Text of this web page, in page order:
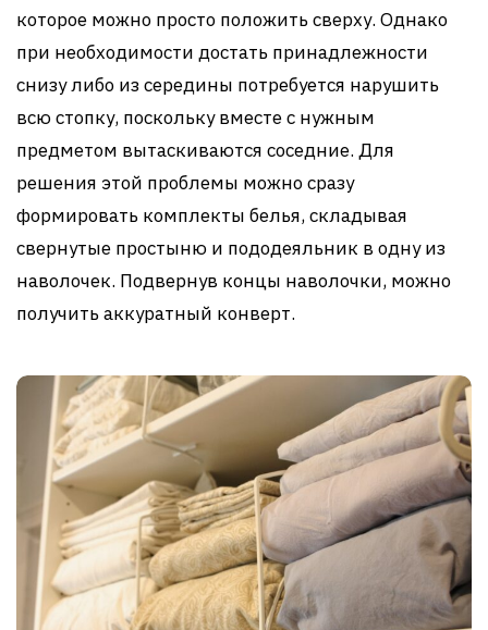
которое можно просто положить сверху. Однако
при необходимости достать принадлежности
снизу либо из середины потребуется нарушить
всю стопку, поскольку вместе с нужным
предметом вытаскиваются соседние. Для
решения этой проблемы можно сразу
формировать комплекты белья, складывая
свернутые простыню и пододеяльник в одну из
наволочек. Подвернув концы наволочки, можно
получить аккуратный конверт.